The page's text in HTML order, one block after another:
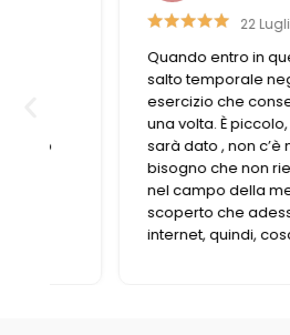
22 Luglio 2021
Quando entro in questo
salto temporale negli anni
esercizio che conserva le
una volta. È piccolo, è
sarà dato , non c’è nulla di
bisogno che non riesci a
nel campo della merceria e
scoperto che adesso è
internet, quindi, cosa volere